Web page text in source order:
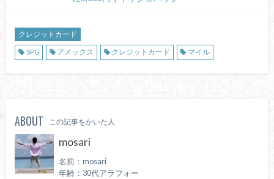
クレジットカード
SPG
アメックス クレジットカード マイル
ABOUT この記事をかいた人
mosari
名前：mosari
年齢：30代アラフォー